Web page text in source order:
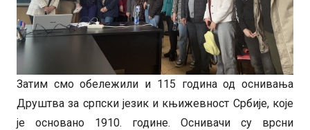
Затим смо обележили и 115 година од оснивања
Друштва за српски језик и књижевност Србије, које
је основано 1910. године. Оснивачи су врсни